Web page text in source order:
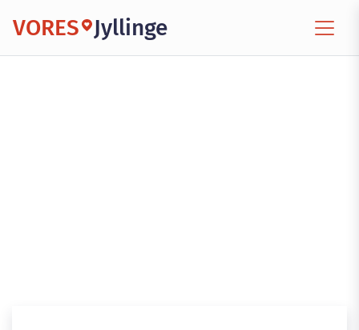
VORES Jyllinge